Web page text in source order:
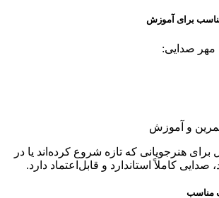
مهر صدایی:
و آموزش
برای هنرجویانی که تازه شروع کرده‌اند یا در
کاملاً استاندارد و قابل‌اعتماد دارد.